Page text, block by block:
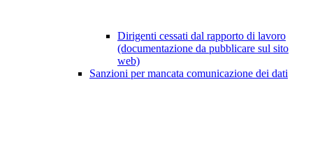
Dirigenti cessati dal rapporto di lavoro
(documentazione da pubblicare sul sito
web)
Sanzioni per mancata comunicazione dei dati